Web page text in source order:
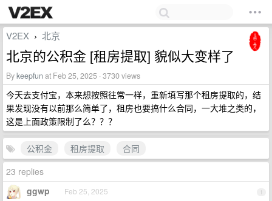
V2EX › 北京
北京的公积金 [租房提取] 貌似大变样了
Bykeepfun at Feb 25, 2025 · 3730 views
今天去支付宝，本来想按照往常一样，重新填写那个租房提取的，结
果发现没有以前那么简单了，租房也要搞什么合同，一大堆之类的，
这是上面政策限制了么？？？
公积金 租房提取
合同
23 replies
1
ggwp Feb 25, 2025